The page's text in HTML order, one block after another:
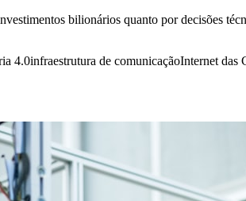
bilionários quanto por decisões
4.0infraestrutura de comunicaçãoInternet das